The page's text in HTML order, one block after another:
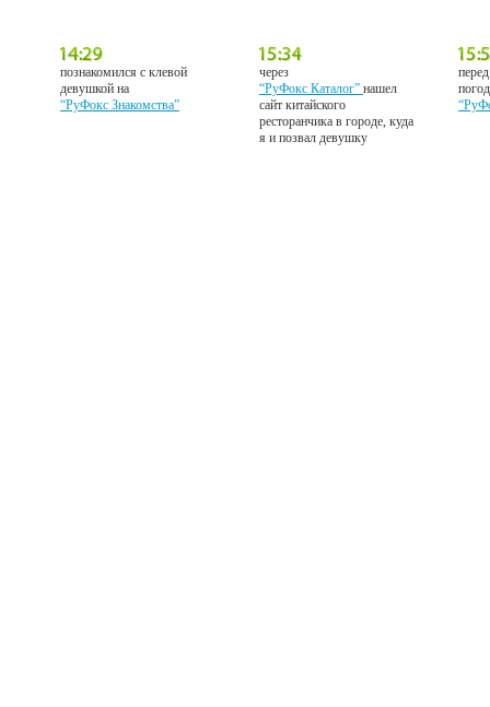
познакомился с клевой
девушкой на
“РуФокс Знакомства”
через
“РуФокс Каталог”нашел
сайт китайского
ресторанчика в городе, куда
я и позвал девушку